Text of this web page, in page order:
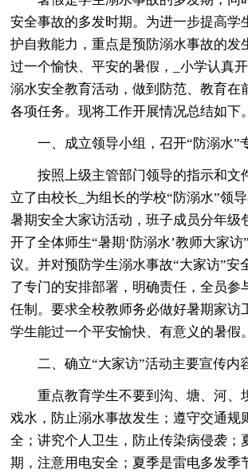
安全事故的多发时期。为进一步提高学
护自救能力，重点是预防溺水事故的发
过一个愉快、平安的暑假，_小学认真
溺水安全教育活动，做到防范、教育在
各项任务。现将工作开展情况总结如下。
一、成立领导小组，召开“防溺水”
按照上级主管部门领导的指示和文
立了由校长_为组长的学校“防溺水”领
暑期安全大家访活动，班子成员分年级
开了全体师生“暑期‘防溺水’教师大家
议。并对预防学生溺水事故“大家访”安
了专门的安排部署，明确责任，全员参
任制。要求全校教师务必做好暑期家访
学生能过一个平安愉快、有意义的暑假。
二、确立“大家访”活动主要宣传内
重点教育学生不要到沟、塘、河、
戏水，防止溺水事故发生；遵守交通规
全；讲究个人卫生，防止传染病侵袭；
期，注意用电安全；夏季是雷电多发季